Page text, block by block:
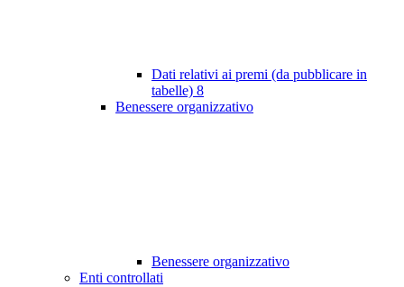
Dati relativi ai premi (da pubblicare in
tabelle) 8
Benessere organizzativo
Benessere organizzativo
Enti controllati